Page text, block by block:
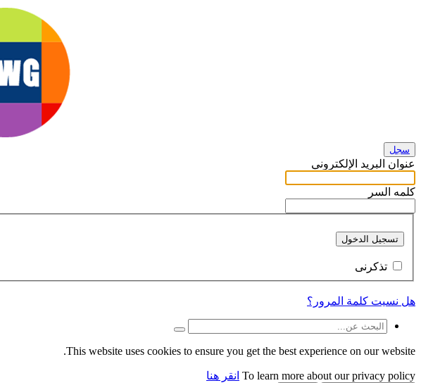
سجل
عنوان البريد الإلكتروني
كلمه السر
تسجيل الدخول
تذكرنى
هل نسيت كلمة المرور؟
This website uses cookies to ensure you get the best experience on our website.
To learn more about our privacy policy انقر هنا